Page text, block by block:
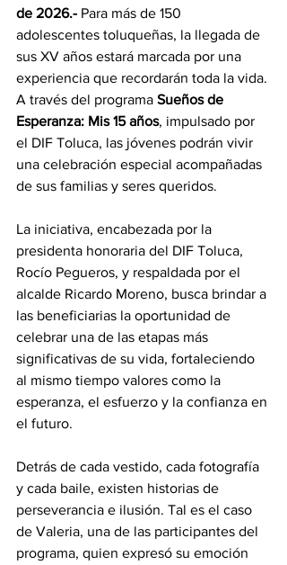
de 2026.- Para más de 150
adolescentes toluqueñas, la llegada de
sus XV años estará marcada por una
experiencia que recordarán toda la vida.
A través del programa Sueños de
Esperanza: Mis 15 años, impulsado por
el DIF Toluca, las jóvenes podrán vivir
una celebración especial acompañadas
de sus familias y seres queridos.
La iniciativa, encabezada por la
presidenta honoraria del DIF Toluca,
Rocío Pegueros, y respaldada por el
alcalde Ricardo Moreno, busca brindar a
las beneficiarias la oportunidad de
celebrar una de las etapas más
significativas de su vida, fortaleciendo
al mismo tiempo valores como la
esperanza, el esfuerzo y la confianza en
el futuro.
Detrás de cada vestido, cada fotografía
y cada baile, existen historias de
perseverancia e ilusión. Tal es el caso
de Valeria, una de las participantes del
programa, quien expresó su emoción